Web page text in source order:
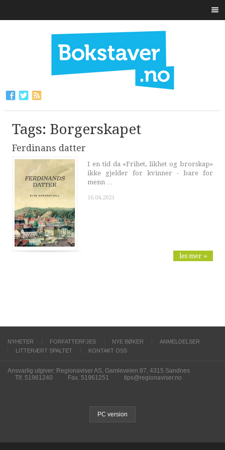
Tags: Borgerskapet
Ferdinans datter
I en tid da «Frihet, likhet og brorskap»
ikke gjelder for kvinner - bare for
menn …
16.04.2021
les mer »
NYHETER FORFATTERFJES NYE BØKER
ANMELDELSER
LITTERÆRT SPALTET
KONTAKT OSS
Ansvarlig utgiver: Regionaviser AS, Gamleveien 87, 4315 Sandnes
Tlf. 51961240
Fax. 51961251 tips@regionaviser.no
PC version